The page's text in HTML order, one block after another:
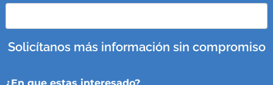
Solicítanos más información sin compromiso